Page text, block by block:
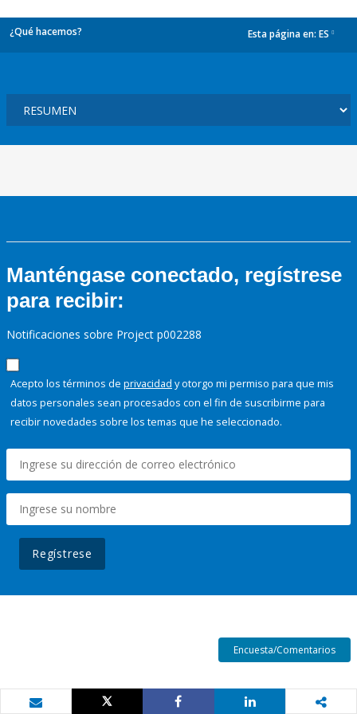
¿Qué hacemos? Esta página en: ES
Manténgase conectado, regístrese
para recibir:
Notificaciones sobre Project p002288
Acepto los términos de privacidad y otorgo mi permiso para que mis
datos personales sean procesados con el fin de suscribirme para
recibir novedades sobre los temas que he seleccionado.
Regístrese
Encuesta/Comentarios